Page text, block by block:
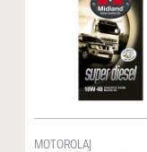
MOTOROLAJ